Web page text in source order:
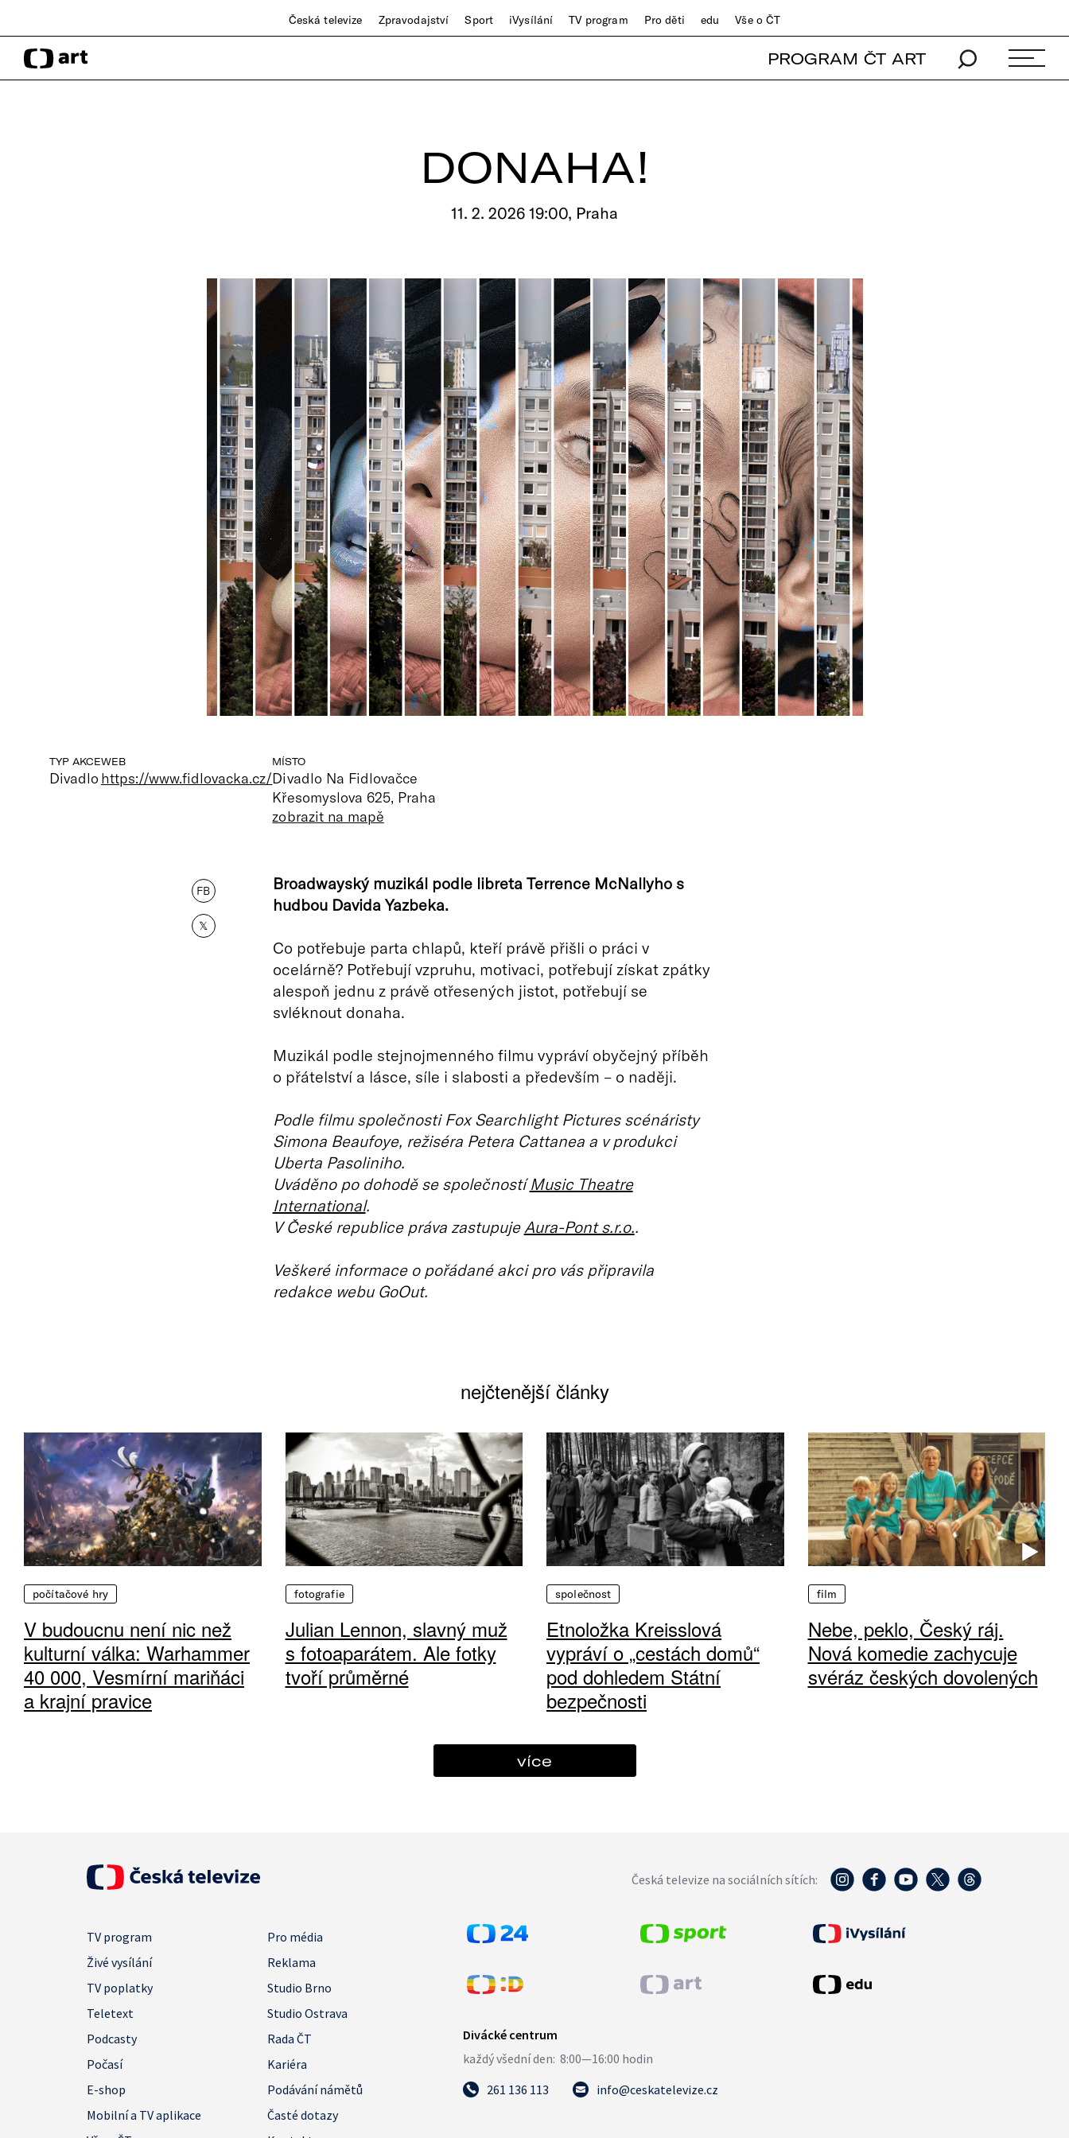
Česká televize Zpravodajství Sport iVysílání TV program Pro děti edu Vše o ČT
PROGRAM ČT ART
DONAHA!
11. 2. 2026 19:00, Praha
TYP AKCE
Divadlo
WEB
https://www.fidlovacka.cz/
MÍSTO
Divadlo Na Fidlovačce
Křesomyslova 625, Praha
zobrazit na mapě
FB
𝕏
Broadwayský muzikál podle libreta Terrence McNallyho s
hudbou Davida Yazbeka.
Co potřebuje parta chlapů, kteří právě přišli o práci v
ocelárně? Potřebují vzpruhu, motivaci, potřebují získat zpátky
alespoň jednu z právě otřesených jistot, potřebují se
svléknout donaha.
Muzikál podle stejnojmenného filmu vypráví obyčejný příběh
o přátelství a lásce, síle i slabosti a především – o naději.
Podle filmu společnosti Fox Searchlight Pictures scénáristy
Simona Beaufoye, režiséra Petera Cattanea a v produkci
Uberta Pasoliniho.
Uváděno po dohodě se společnostíMusic Theatre
International.
V České republice práva zastupuje Aura-Pont s.r.o..
Veškeré informace o pořádané akci pro vás připravila
redakce webu GoOut.
nejčtenější články
počítačové hry
V budoucnu není nic než
kulturní válka: Warhammer
40 000, Vesmírní mariňáci
a krajní pravice
fotografie
Julian Lennon, slavný muž
s fotoaparátem. Ale fotky
tvoří průměrné
společnost
Etnoložka Kreisslová
vypráví o „cestách domů“
pod dohledem Státní
bezpečnosti
film
Nebe, peklo, Český ráj.
Nová komedie zachycuje
svéráz českých dovolených
více
Česká televize na sociálních sítích:
TV program
Pro média
Živé vysílání
Reklama
TV poplatky
Studio Brno
Teletext
Studio Ostrava
Podcasty
Rada ČT
Počasí
Kariéra
E-shop
Podávání námětů
Mobilní a TV aplikace
Časté dotazy
261 136 113 info@ceskatelevize.cz